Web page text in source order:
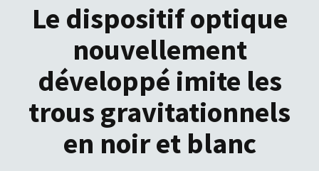
Le dispositif optique
nouvellement
développé imite les
trous gravitationnels
en noir et blanc